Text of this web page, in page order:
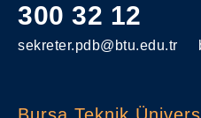
300 32 12
sekreter.pdb@btu.edu.tr